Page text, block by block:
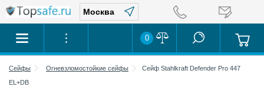
0
Сейфы Огневзломостойкие сейфы
Сейф Stahlkraft Defender Pro 447
EL+DB